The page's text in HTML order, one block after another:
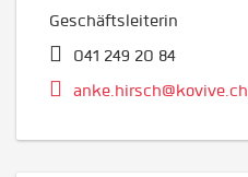
Geschäftsleiterin
041 249 20 84
anke.hirsch@kovive.ch